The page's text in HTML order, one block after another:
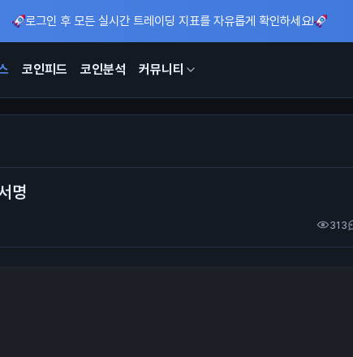
로그인 후 모든 실시간 트레이딩 지표를 자유롭게 확인하세요!
코인피드 코인분석 커뮤니티
명
313